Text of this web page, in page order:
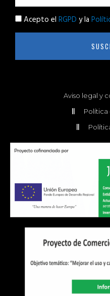
Acepto el RGPD y la
Aviso legal y
Política